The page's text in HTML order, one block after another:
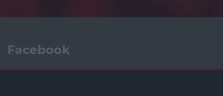
Facebook